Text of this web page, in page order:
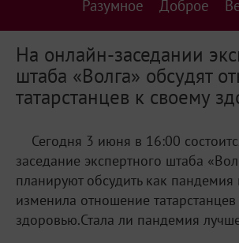
Разумное Доброе
На онлайн-заседании
штаба «Волга» обсудят
татарстанцев к своему
Сегодня 3 июня в 16:00
заседание экспертного штаба
планируют обсудить как пандемия
изменила отношение татарстанцев
здоровью.Стала ли пандемия